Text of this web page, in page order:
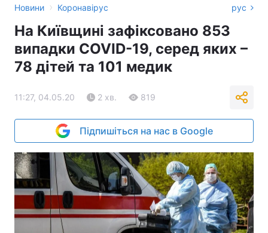
Новини › Коронавірус рус
На Київщині зафіксовано 853
випадки COVID-19, серед яких –
78 дітей та 101 медик
11:27, 04.05.20 2 хв. 819
Підпишіться на нас в Google